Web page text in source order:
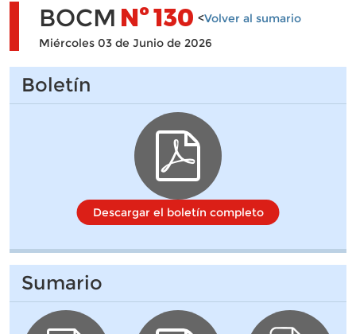
BOCM Nº130 <Volver al sumario
Miércoles 03 de Junio de 2026
Boletín
Descargar el boletín completo
Sumario